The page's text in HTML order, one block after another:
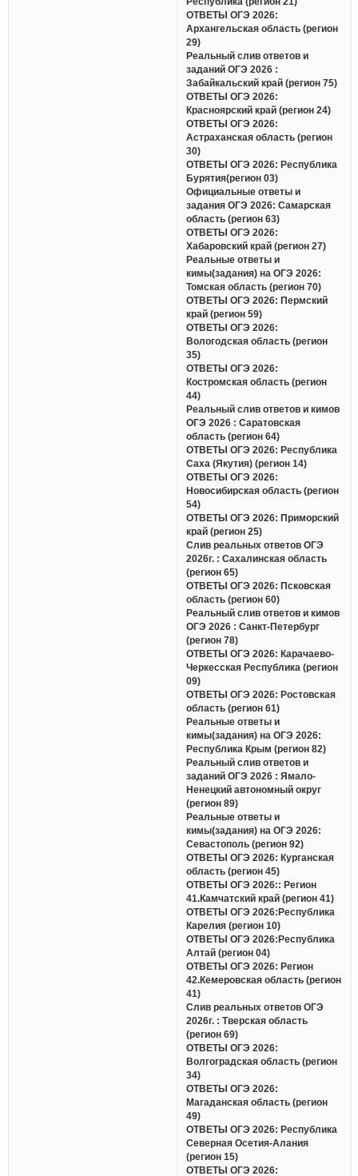
ОТВЕТЫ ОГЭ 2026:
Архангельская область (регион
29)
Реальный слив ответов и
заданий ОГЭ 2026 :
Забайкальский край (регион 75)
ОТВЕТЫ ОГЭ 2026:
Красноярский край (регион 24)
ОТВЕТЫ ОГЭ 2026:
Астраханская область (регион
30)
ОТВЕТЫ ОГЭ 2026: Республика
Бурятия(регион 03)
Официальные ответы и
задания ОГЭ 2026: Самарская
область (регион 63)
ОТВЕТЫ ОГЭ 2026:
Хабаровский край (регион 27)
Реальные ответы и
кимы(задания) на ОГЭ 2026:
Томская область (регион 70)
ОТВЕТЫ ОГЭ 2026: Пермский
край (регион 59)
ОТВЕТЫ ОГЭ 2026:
Вологодская область (регион
35)
ОТВЕТЫ ОГЭ 2026:
Костромская область (регион
44)
Реальный слив ответов и кимов
ОГЭ 2026 : Саратовская
область (регион 64)
ОТВЕТЫ ОГЭ 2026: Республика
Саха (Якутия) (регион 14)
ОТВЕТЫ ОГЭ 2026:
Новосибирская область (регион
54)
ОТВЕТЫ ОГЭ 2026: Приморский
край (регион 25)
Слив реальных ответов ОГЭ
2026г. : Сахалинская область
(регион 65)
ОТВЕТЫ ОГЭ 2026: Псковская
область (регион 60)
Реальный слив ответов и кимов
ОГЭ 2026 : Санкт-Петербург
(регион 78)
ОТВЕТЫ ОГЭ 2026: Карачаево-
Черкесская Республика (регион
09)
ОТВЕТЫ ОГЭ 2026: Ростовская
область (регион 61)
Реальные ответы и
кимы(задания) на ОГЭ 2026:
Республика Крым (регион 82)
Реальный слив ответов и
заданий ОГЭ 2026 : Ямало-
Ненецкий автономный округ
(регион 89)
Реальные ответы и
кимы(задания) на ОГЭ 2026:
Севастополь (регион 92)
ОТВЕТЫ ОГЭ 2026: Курганская
область (регион 45)
ОТВЕТЫ ОГЭ 2026:: Регион
41.Камчатский край (регион 41)
ОТВЕТЫ ОГЭ 2026:Республика
Карелия (регион 10)
ОТВЕТЫ ОГЭ 2026:Республика
Алтай (регион 04)
ОТВЕТЫ ОГЭ 2026: Регион
42.Кемеровская область (регион
41)
Слив реальных ответов ОГЭ
2026г. : Тверская область
(регион 69)
ОТВЕТЫ ОГЭ 2026:
Волгоградская область (регион
34)
ОТВЕТЫ ОГЭ 2026:
Магаданская область (регион
49)
ОТВЕТЫ ОГЭ 2026: Республика
Северная Осетия-Алания
(регион 15)
ОТВЕТЫ ОГЭ 2026: